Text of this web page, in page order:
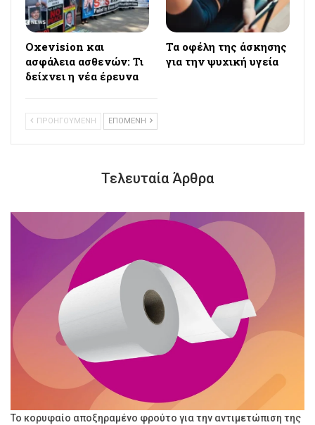
Oxevision και
ασφάλεια ασθενών: Τι
δείχνει η νέα έρευνα
Τα οφέλη της άσκησης
για την ψυχική υγεία
ΠΡΟΗΓΟΥΜΕΝΗ ΕΠΟΜΕΝΗ
Τελευταία Άρθρα
Το κορυφαίο αποξηραμένο φρούτο για την αντιμετώπιση της